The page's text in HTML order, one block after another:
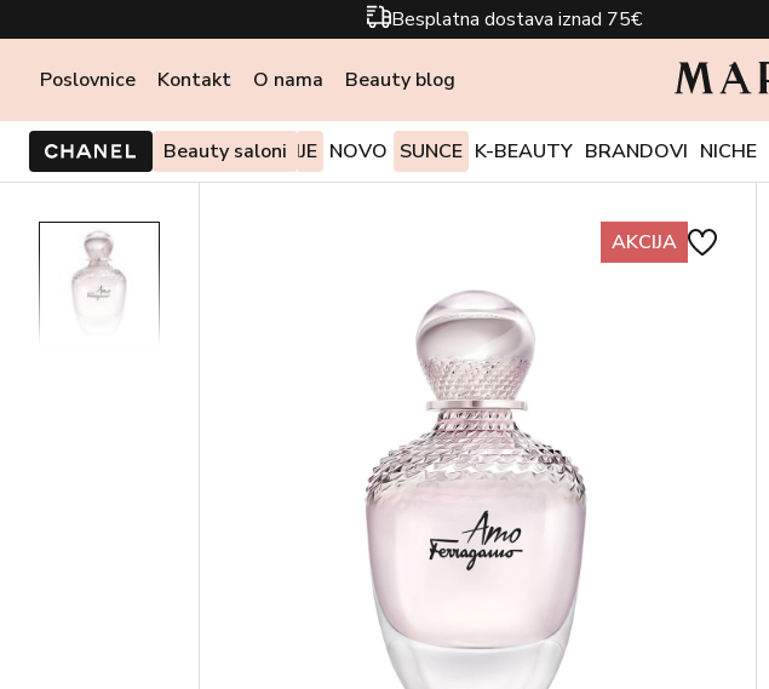
Besplatna dostava iznad 75€
Poslovnice Kontakt O nama Beauty blog
Beauty saloni
PONUDE I AKCIJE NOVO SUNCE K-BEAUTY BRANDOVI NICHE
AKCIJA